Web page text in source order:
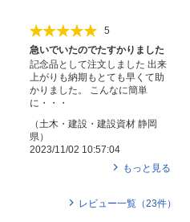
5
急いでいたのでたすかりました
記念品として注文しました 出来
上がりも納期もとても早くて助
かりました。 こんなに簡単
に・・・
（ 土木・建設・建設資材 静岡
県 ）
2023/11/02 10:57:04
もっと見る
レビュー一覧（23件）